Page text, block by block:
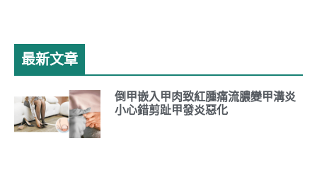
最新文章
倒甲嵌入甲肉致紅腫痛流膿變甲溝炎
小心錯剪趾甲發炎惡化